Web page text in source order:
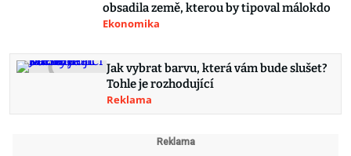
obsadila země, kterou by tipoval málokdo
Ekonomika
Jak vybrat barvu, která vám bude slušet?
Tohle je rozhodující
Reklama